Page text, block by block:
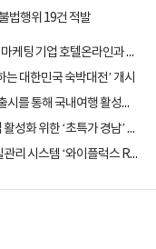
법행위 19건 적발
야놀자, 아프리카 1위 호텔 마케팅 기업 호텔온라인과 전략적 파트너십 체결
는 대한민국 숙박대전’ 개시
야놀자, ‘썸머 VIP 멤버십’ 출시를 통해 국내여행 활성화에 박차
야놀자, 경남지역 관광산업 활성화 위한 ‘초특가 경남’ 기획전 진행
야놀자, 클라우드 기반 객실관리 시스템 ‘와이플럭스 RMS’ 출시